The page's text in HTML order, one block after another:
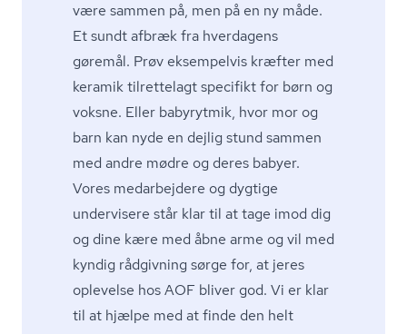
være sammen på, men på en ny måde.
Et sundt afbræk fra hverdagens
gøremål. Prøv eksempelvis kræfter med
keramik tilrettelagt specifikt for børn og
voksne. Eller babyrytmik, hvor mor og
barn kan nyde en dejlig stund sammen
med andre mødre og deres babyer.
Vores medarbejdere og dygtige
undervisere står klar til at tage imod dig
og dine kære med åbne arme og vil med
kyndig rådgivning sørge for, at jeres
oplevelse hos AOF bliver god. Vi er klar
til at hjælpe med at finde den helt